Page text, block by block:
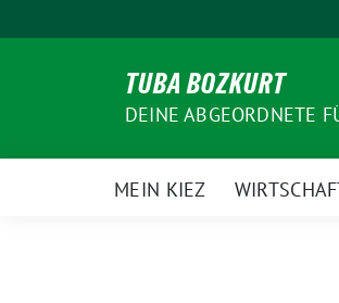
zum
TUBA BOZKURT
DEINE ABGEORDNETE
MEIN KIEZ